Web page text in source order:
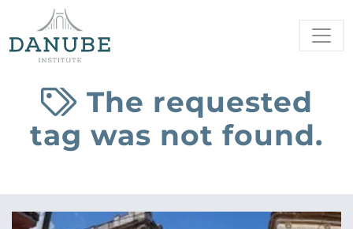
The requested
tag was not found.